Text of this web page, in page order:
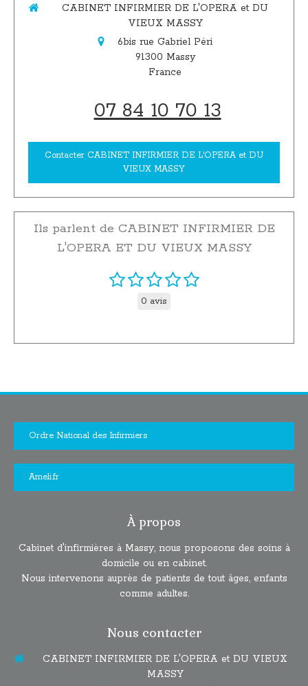
CABINET INFIRMIER DE L'OPERA et DU
VIEUX MASSY
6bis rue Gabriel Péri
91300 Massy
France
07 84 10 70 13
Contacter CABINET INFIRMIER DE L'OPERA et DU
VIEUX MASSY
Ils parlent de CABINET INFIRMIER DE
L'OPERA ET DU VIEUX MASSY
0 avis
Ordre National des Infirmiers
Ameli.fr
À propos
Cabinet d'infirmières à Massy, nous proposons des soins à
domicile ou en cabinet.
Nous intervenons auprès de patients de tout âges, enfants
comme adultes.
Nous contacter
CABINET INFIRMIER DE L'OPERA et DU VIEUX
MASSY